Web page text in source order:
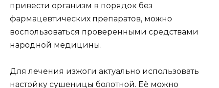
привести организм в порядок без
фармацевтических препаратов, можно
воспользоваться проверенными средствами
народной медицины.
Для лечения изжоги актуально использовать
настойку сушеницы болотной. Её можно